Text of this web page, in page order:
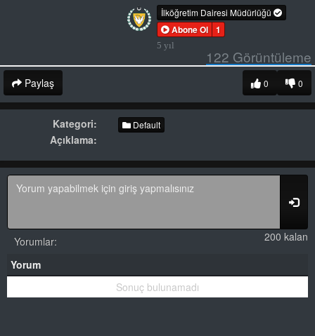
İlköğretim Dairesi Müdürlüğü
Abone Ol 1
5 yıl
122 Görüntüleme
Paylaş 0
0
Kategori: Default
Açıklama:
200 kalan
Yorumlar:
Yorum
Sonuç bulunamadı